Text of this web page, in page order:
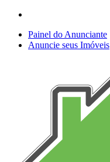
Painel do Anunciante
Anuncie seus Imóveis